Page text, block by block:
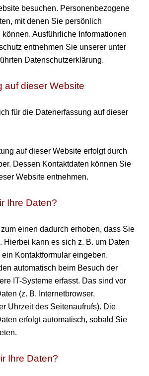
besuchen. Personenbezogene
mit denen Sie persönlich
Ausführliche Informationen
entnehmen Sie unserer unter
Datenschutzerklärung.
auf dieser Website
für die Datenerfassung auf dieser
auf dieser Website erfolgt durch
Dessen Kontaktdaten können Sie
Website entnehmen.
Ihre Daten?
zum einen dadurch erhoben, dass Sie
Hierbei kann es sich z. B. um Daten
Kontaktformular eingeben.
automatisch beim Besuch der
IT-Systeme erfasst. Das sind vor
(z. B. Internetbrowser,
Uhrzeit des Seitenaufrufs). Die
erfolgt automatisch, sobald Sie
Ihre Daten?